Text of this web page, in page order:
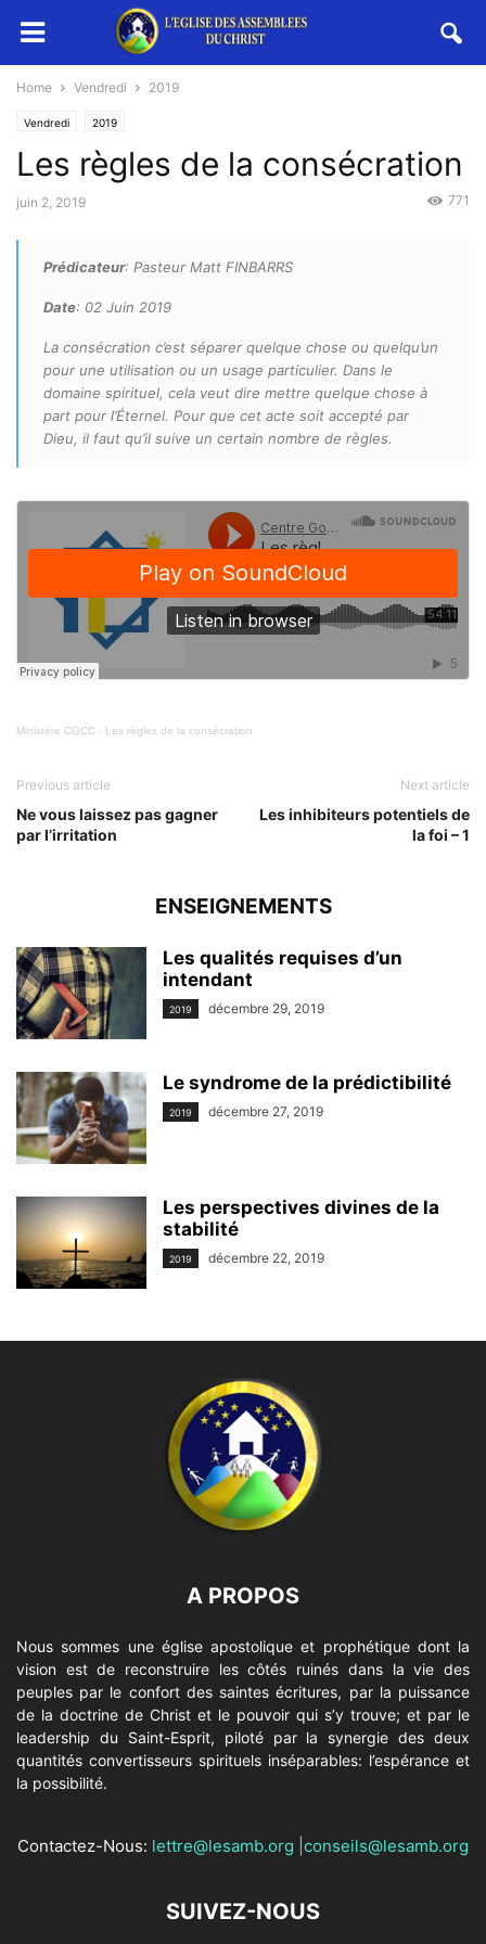
Home Vendredi 2019
Vendredi 2019
Les règles de la consécration
juin 2, 2019 771
Prédicateur: Pasteur Matt FINBARRS
Date: 02 Juin 2019
La consécration c’est séparer quelque chose ou quelqu’un
pour une utilisation ou un usage particulier. Dans le
domaine spirituel, cela veut dire mettre quelque chose à
part pour l’Éternel. Pour que cet acte soit accepté par
Dieu, il faut qu’il suive un certain nombre de règles.
Ministère CGCC · Les règles de la consécration
Previous article
Ne vous laissez pas gagner
par l’irritation
Next article
Les inhibiteurs potentiels de
la foi – 1
ENSEIGNEMENTS
Les qualités requises d’un
intendant
2019 décembre 29, 2019
Le syndrome de la prédictibilité
2019 décembre 27, 2019
Les perspectives divines de la
stabilité
2019 décembre 22, 2019
A PROPOS
Nous sommes une église apostolique et prophétique dont la
vision est de reconstruire les côtés ruinés dans la vie des
peuples par le confort des saintes écritures, par la puissance
de la doctrine de Christ et le pouvoir qui s’y trouve; et par le
leadership du Saint-Esprit, piloté par la synergie des deux
quantités convertisseurs spirituels inséparables: l’espérance et
la possibilité.
Contactez-Nous: lettre@lesamb.org conseils@lesamb.org
SUIVEZ-NOUS